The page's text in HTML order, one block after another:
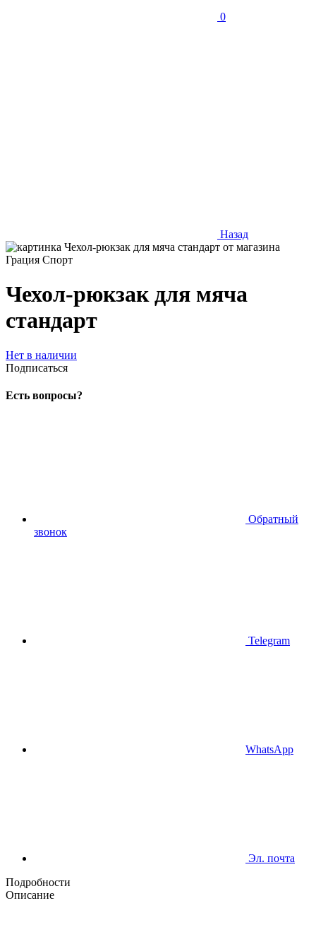
0
Назад
Чехол-рюкзак для мяча
стандарт
Нет в наличии
Подписаться
Есть вопросы?
Обратный
звонок
Telegram
WhatsApp
Эл. почта
Подробности
Описание